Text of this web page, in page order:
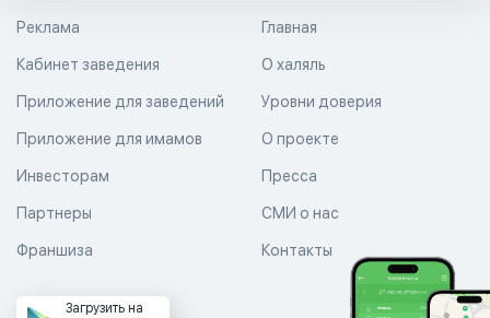
Главная
О халяль
Уровни доверия
Реклама
Кабинет заведения
Приложение для заведений
Приложение для имамов О проекте
Пресса
СМИ о нас
Контакты
Инвесторам
Партнеры
Франшиза
Загрузить на